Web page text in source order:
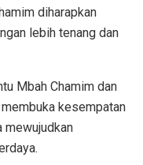
diharapkan
lebih tenang dan
Mbah Chamim dan
kesempatan
mewujudkan